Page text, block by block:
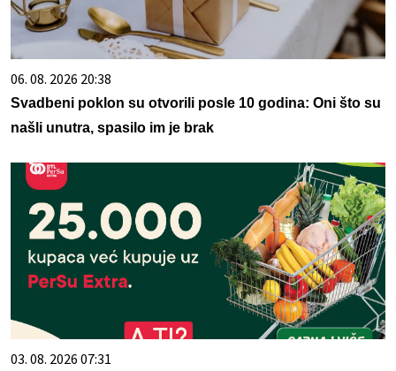
06. 08. 2026 20:38
Svadbeni poklon su otvorili posle 10 godina: Oni što su
našli unutra, spasilo im je brak
03. 08. 2026 07:31